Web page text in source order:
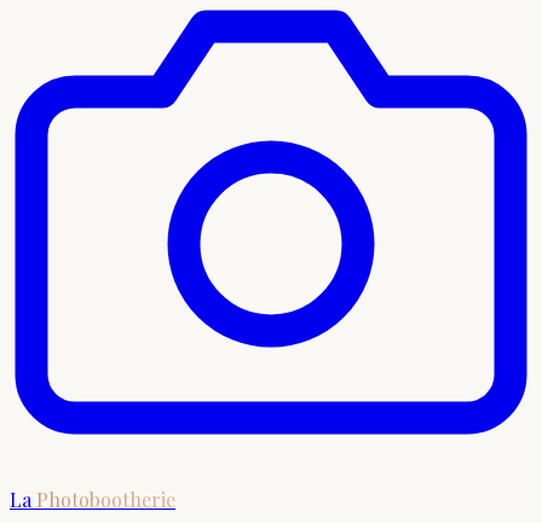
LaPhotobootherie